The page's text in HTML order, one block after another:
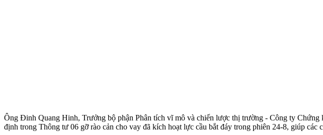
Ông Đinh Quang Hinh, Trưởng bộ phận Phân tích vĩ mô và chiến lược thị trường - Công ty
định trong Thông tư 06 gỡ rào cản cho vay đã kích hoạt lực cầu bắt đáy trong phiên 24-8, giúp các